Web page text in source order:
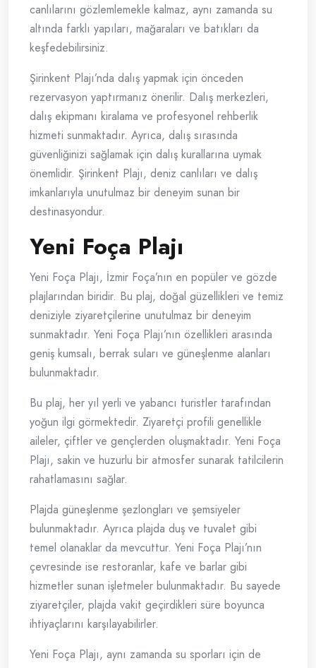
canlılarını gözlemlemekle kalmaz, aynı zamanda su
altında farklı yapıları, mağaraları ve batıkları da
keşfedebilirsiniz.
Şirinkent Plajı’nda dalış yapmak için önceden
rezervasyon yaptırmanız önerilir. Dalış merkezleri,
dalış ekipmanı kiralama ve profesyonel rehberlik
hizmeti sunmaktadır. Ayrıca, dalış sırasında
güvenliğinizi sağlamak için dalış kurallarına uymak
önemlidir. Şirinkent Plajı, deniz canlıları ve dalış
imkanlarıyla unutulmaz bir deneyim sunan bir
destinasyondur.
Yeni Foça Plajı
Yeni Foça Plajı, İzmir Foça’nın en popüler ve gözde
plajlarından biridir. Bu plaj, doğal güzellikleri ve temiz
deniziyle ziyaretçilerine unutulmaz bir deneyim
sunmaktadır. Yeni Foça Plajı’nın özellikleri arasında
geniş kumsalı, berrak suları ve güneşlenme alanları
bulunmaktadır.
Bu plaj, her yıl yerli ve yabancı turistler tarafından
yoğun ilgi görmektedir. Ziyaretçi profili genellikle
aileler, çiftler ve gençlerden oluşmaktadır. Yeni Foça
Plajı, sakin ve huzurlu bir atmosfer sunarak tatilcilerin
rahatlamasını sağlar.
Plajda güneşlenme şezlongları ve şemsiyeler
bulunmaktadır. Ayrıca plajda duş ve tuvalet gibi
temel olanaklar da mevcuttur. Yeni Foça Plajı’nın
çevresinde ise restoranlar, kafe ve barlar gibi
hizmetler sunan işletmeler bulunmaktadır. Bu sayede
ziyaretçiler, plajda vakit geçirdikleri süre boyunca
ihtiyaçlarını karşılayabilirler.
Yeni Foça Plajı, aynı zamanda su sporları için de